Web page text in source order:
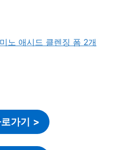
가기 >